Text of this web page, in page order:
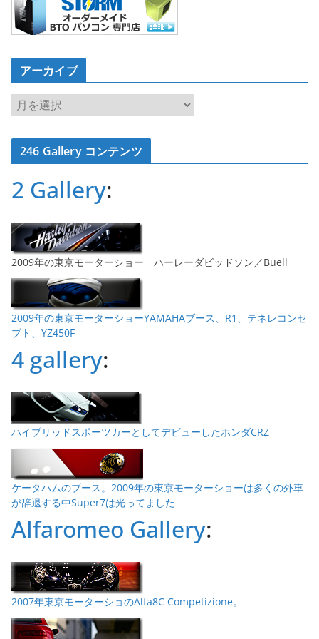
アーカイブ
ア
ー
カ
イ246 Gallery コンテンツ
2 Gallery:
2009年の東京モーターショー ハーレーダビッドソン／Buell
2009年の東京モーターショーYAMAHAブース、R1、テネレコンセ
プト、YZ450F
4 gallery:
ハイブリッドスポーツカーとしてデビューしたホンダCRZ
ケータハムのブース。2009年の東京モーターショーは多くの外車
が辞退する中Super7は光ってました
Alfaromeo Gallery:
2007年東京モーターショのAlfa8C Competizione。